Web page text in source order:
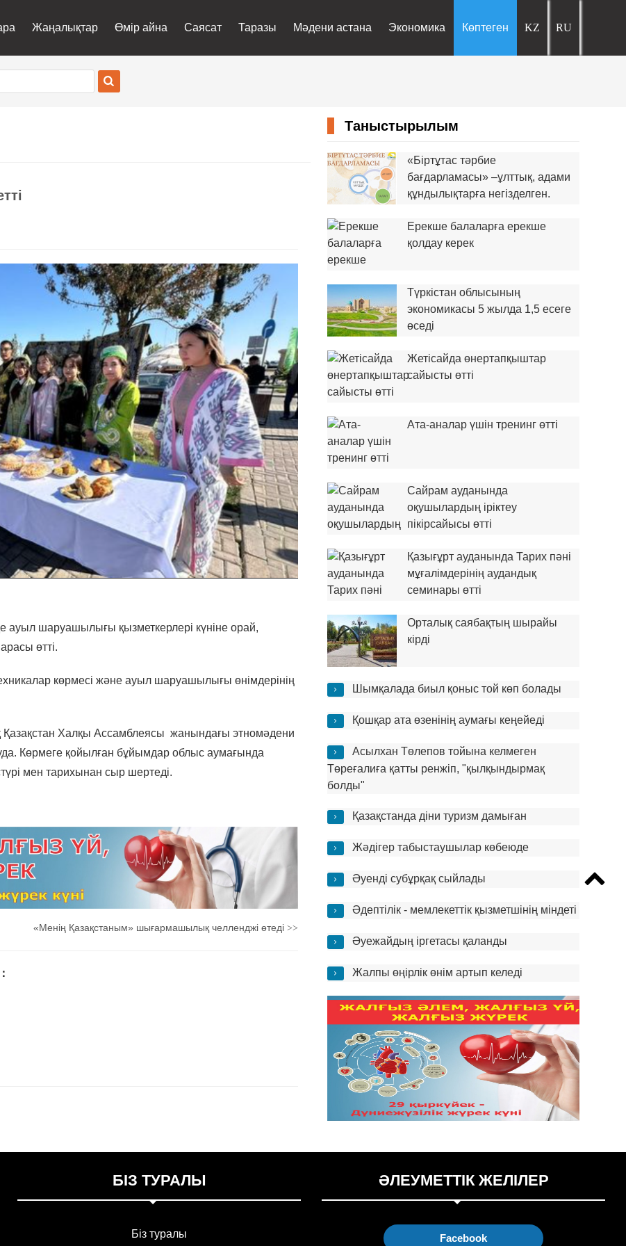
Жаңалықтар Өмір айна Саясат Таразы Мәдени астана Экономика Көптеген
ауыл шаруашылығы қызметкерлері күніне орай,
өтті.
көрмесі және ауыл шаруашылығы өнімдерінің
Қазақстан Халқы Ассамблеясы жанындағы этномәдени
Көрмеге қойылған бұйымдар облыс аумағында
мен тарихынан сыр шертеді.
«Менің Қазақстаным» шығармашылық челленджі өтеді >>
Таныстырылым
«Біртұтас тәрбие
бағдарламасы» –ұлттық, адами
құндылықтарға негізделген.
Ерекше балаларға ерекше
қолдау керек
Түркістан облысының
экономикасы 5 жылда 1,5 есеге
өседі
Жетісайда өнертапқыштар
сайысты өтті
Ата-аналар үшін тренинг өтті
Сайрам ауданында
оқушылардың іріктеу
пікірсайысы өтті
Қазығұрт ауданында Тарих пәні
мұғалімдерінің аудандық
семинары өтті
Орталық саябақтың шырайы
кірді
Шымқалада биыл қоныс той көп болады
Қошқар ата өзенінің аумағы кеңейеді
Асылхан Төлепов тойына келмеген
Төреғалиға қатты ренжіп, "қылқындырмақ
болды"
Қазақстанда діни туризм дамыған
Жәдігер табыстаушылар көбеюде
Әуенді субұрқақ сыйлады
Әдептілік - мемлекеттік қызметшінің міндеті
Әуежайдың іргетасы қаланды
Жалпы өңірлік өнім артып келеді
БІЗ ТУРАЛЫ
Біз туралы
ӘЛЕУМЕТТІК ЖЕЛІЛЕР
Facebook